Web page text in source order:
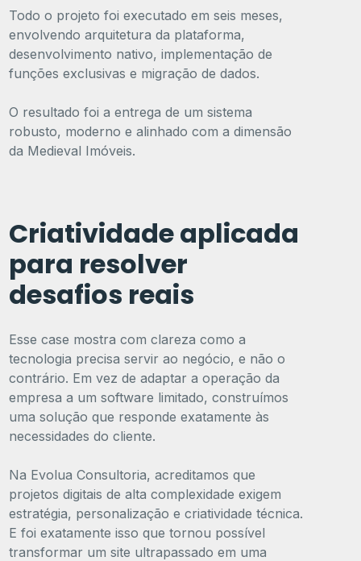
Todo o projeto foi executado em seis meses,
envolvendo arquitetura da plataforma,
desenvolvimento nativo, implementação de
funções exclusivas e migração de dados.
O resultado foi a entrega de um sistema
robusto, moderno e alinhado com a dimensão
da Medieval Imóveis.
Criatividade aplicada
para resolver
desafios reais
Esse case mostra com clareza como a
tecnologia precisa servir ao negócio, e não o
contrário. Em vez de adaptar a operação da
empresa a um software limitado, construímos
uma solução que responde exatamente às
necessidades do cliente.
Na Evolua Consultoria, acreditamos que
projetos digitais de alta complexidade exigem
estratégia, personalização e criatividade técnica.
E foi exatamente isso que tornou possível
transformar um site ultrapassado em uma